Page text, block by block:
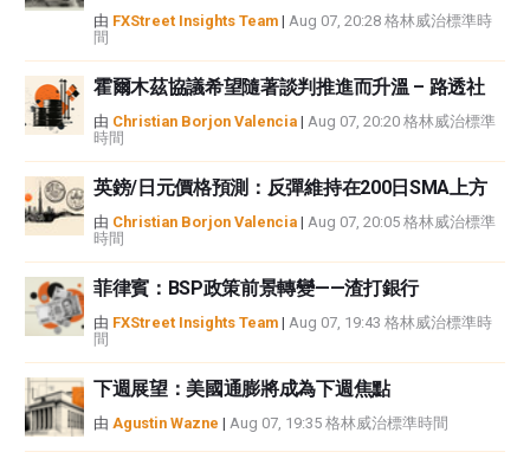
由 FXStreet Insights Team | Aug 07, 20:28 格林威治標準時
間
霍爾木茲協議希望隨著談判推進而升溫 – 路透社
由 Christian Borjon Valencia | Aug 07, 20:20 格林威治標準
時間
英鎊/日元價格預測：反彈維持在200日SMA上方
由 Christian Borjon Valencia | Aug 07, 20:05 格林威治標準
時間
菲律賓：BSP政策前景轉變——渣打銀行
由 FXStreet Insights Team | Aug 07, 19:43 格林威治標準時
間
下週展望：美國通膨將成為下週焦點
由 Agustin Wazne | Aug 07, 19:35 格林威治標準時間